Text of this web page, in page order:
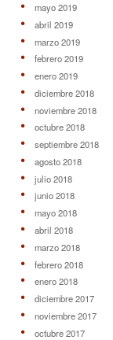
mayo 2019
abril 2019
marzo 2019
febrero 2019
enero 2019
diciembre 2018
noviembre 2018
octubre 2018
septiembre 2018
agosto 2018
julio 2018
junio 2018
mayo 2018
abril 2018
marzo 2018
febrero 2018
enero 2018
diciembre 2017
noviembre 2017
octubre 2017